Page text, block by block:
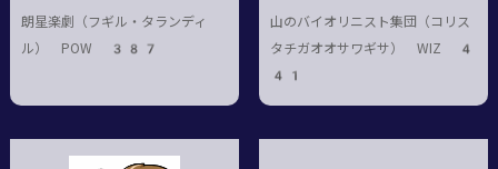
ね』
朗星楽劇（フギル・タランディ
ル） POW 387
山のバイオリニスト集団（コリス
タチガオオサワギサ） WIZ 4
41